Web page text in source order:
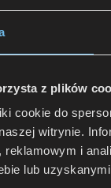
z plików
cookie do
witrynie.
reklamowym i
lub